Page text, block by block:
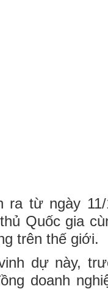
từ ngày 11/
Quốc gia
trên thế giới.
dự này,
doanh